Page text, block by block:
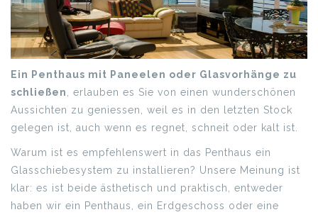
Ein Penthaus mit Paneelen oder Glasvorhänge zu
schließen, erlauben es Sie von einen wunderschönen
Aussichten zu geniessen, weil es in den letzten Stock
gelegen ist, auch wenn es regnet, schneit oder kalt ist.
Warum ist es empfehlenswert in das Penthaus ein
Glasschiebesystem zu installieren? Unsere Meinung ist
klar: es ist beide ästhetisch und praktisch, entweder
haben wir ein Penthaus, ein Erdgeschoss oder eine